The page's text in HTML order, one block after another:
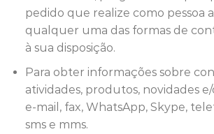
pedido que realize como pessoa
qualquer uma das formas de
à sua disposição.
Para obter informações sobre
atividades, produtos, novidades e/
e-mail, fax, WhatsApp, Skype,
sms e mms.